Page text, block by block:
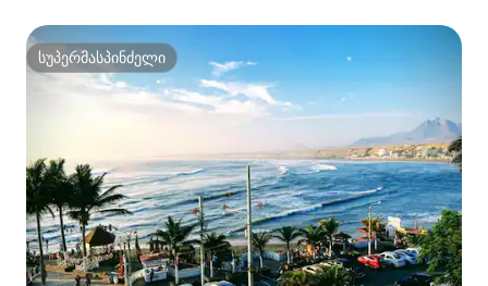
სუპერმასპინძელი
სუპერმასპინძელი